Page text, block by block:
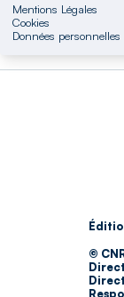
Mentions Légales
Cookies
Données personnelles
©